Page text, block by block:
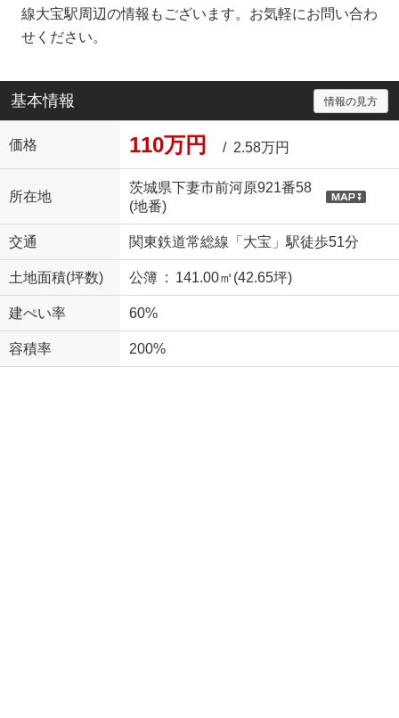
線大宝駅周辺の情報もございます。お気軽にお問い合わ
せください。
基本情報 情報の見方
価格 110万円 / 2.58万円
所在地
茨城県下妻市前河原921番58
(地番)
交通 関東鉄道常総線「大宝」駅徒歩51分
土地面積(坪数) 公簿 : 141.00㎡(42.65坪)
建ぺい率 60%
容積率 200%